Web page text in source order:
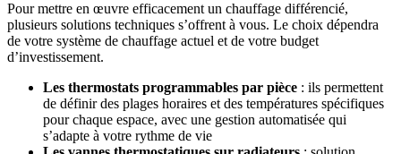
Pour mettre en œuvre efficacement un chauffage différencié,
plusieurs solutions techniques s’offrent à vous. Le choix dépendra
de votre système de chauffage actuel et de votre budget
d’investissement.
Les thermostats programmables par pièce : ils permettent
de définir des plages horaires et des températures spécifiques
pour chaque espace, avec une gestion automatisée qui
s’adapte à votre rythme de vie